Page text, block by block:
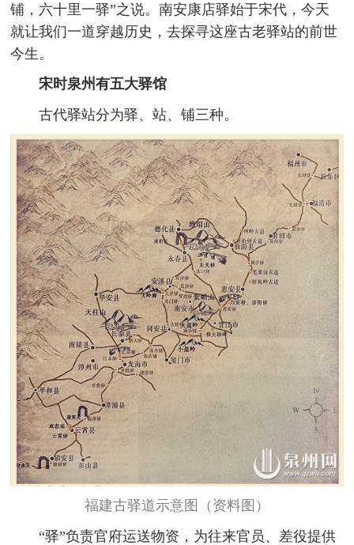
铺，六十里一驿”之说。南安康店驿始于宋代，今天
就让我们一道穿越历史，去探寻这座古老驿站的前世
今生。
宋时泉州有五大驿馆
古代驿站分为驿、站、铺三种。
福建古驿道示意图（资料图）
“驿”负责官府运送物资，为往来官员、差役提供